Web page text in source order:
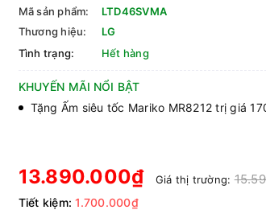
Mã sản phẩm:
LTD46SVMA
Thương hiệu:
LG
Tình trạng:
Hết hàng
KHUYẾN MÃI NỔI BẬT
Tặng Ấm siêu tốc Mariko MR8212 trị giá
13.890.000₫ Giá thị trường:
Tiết kiệm:1.700.000₫